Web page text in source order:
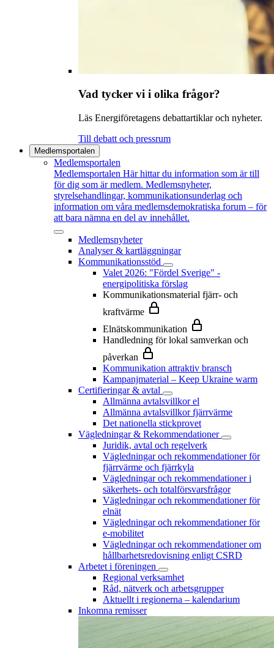
Vad tycker vi i olika frågor?
Läs Energiföretagens debattartiklar och nyheter.
Till debatt och pressrum
Medlemsportalen
Medlemsportalen
Medlemsportalen Här hittar du information som är till
för dig som är medlem. Medlemsnyheter,
styrelsehandlingar, kommunikationsunderlag och
information om våra medlemsdemokratiska forum – för
att bara nämna en del av innehållet.
Medlemsnyheter
Analyser & kartläggningar
Kommunikationsstöd
Valet 2026: "Fördel Sverige" -
energipolitiska förslag
Kommunikationsmaterial fjärr- och
kraftvärme
Elnätskommunikation
Handledning för lokal samverkan och
påverkan
Kommunikation attraktiv bransch
Kampanjmaterial – Keep Ukraine warm
Certifieringar & avtal
Allmänna avtalsvillkor el
Allmänna avtalsvillkor fjärrvärme
Det nationella stickprovet
Vägledningar & Rekommendationer
Juridik, avtal och regelverk
Vägledningar och rekommendationer för
fjärrvärme och fjärrkyla
Vägledningar och rekommendationer i
säkerhets- och totalförsvarsfrågor
Vägledningar och rekommendationer för
elnät
Vägledningar och rekommendationer för
e-mobilitet
Vägledningar och rekommendationer om
hållbarhetsredovisning enligt CSRD
Arbetet i föreningen
Regional verksamhet
Råd, nätverk och arbetsgrupper
Aktuellt i regionerna – kalendarium
Inkomna remisser